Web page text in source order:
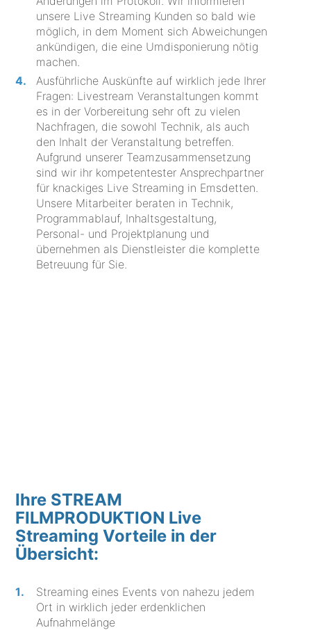
unsere Live Streaming Kunden so bald wie
möglich, in dem Moment sich Abweichungen
ankündigen, die eine Umdisponierung nötig
machen.
Ausführliche Auskünfte auf wirklich jede Ihrer
Fragen: Livestream Veranstaltungen kommt
es in der Vorbereitung sehr oft zu vielen
Nachfragen, die sowohl Technik, als auch
den Inhalt der Veranstaltung betreffen.
Aufgrund unserer Teamzusammensetzung
sind wir ihr kompetentester Ansprechpartner
für knackiges Live Streaming in Emsdetten.
Unsere Mitarbeiter beraten in Technik,
Programmablauf, Inhaltsgestaltung,
Personal- und Projektplanung und
übernehmen als Dienstleister die komplette
Betreuung für Sie.
Ihre STREAM
FILMPRODUKTION Live
Streaming Vorteile in der
Übersicht:
Streaming eines Events von nahezu jedem
Ort in wirklich jeder erdenklichen
Aufnahmelänge